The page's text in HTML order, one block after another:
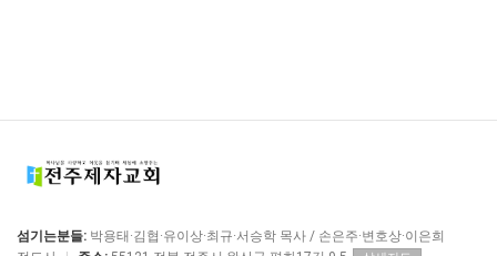
섬기는분들: 박용태·김협·유이상·최규·서승학 목사 / 손은주·변호상·이은희